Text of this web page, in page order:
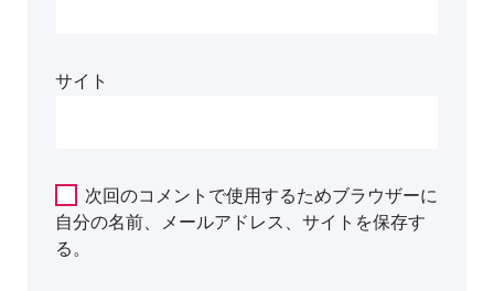
サイト
次回のコメントで使用するためブラウザーに
自分の名前、メールアドレス、サイトを保存す
る。